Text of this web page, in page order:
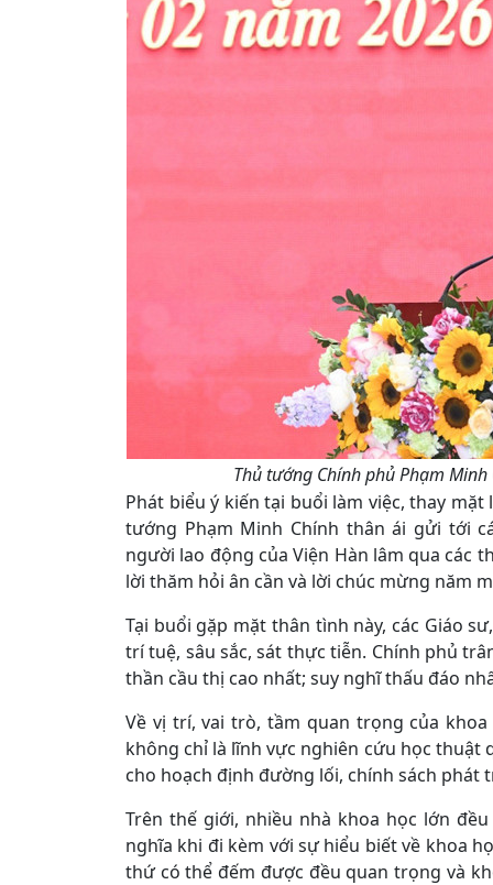
Thủ tướng Chính phủ Phạm
Phát biểu ý kiến tại buổi làm việc, thay
tướng Phạm Minh Chính thân ái gửi tới
người lao động của Viện Hàn lâm qua các
lời thăm hỏi ân cần và lời chúc mừng năm
Tại buổi gặp mặt thân tình này, các Giáo
trí tuệ, sâu sắc, sát thực tiễn. Chính phủ
thần cầu thị cao nhất; suy nghĩ thấu đáo
Về vị trí, vai trò, tầm quan trọng của
không chỉ là lĩnh vực nghiên cứu học thuật
cho hoạch định đường lối, chính sách phát
Trên thế giới, nhiều nhà khoa học lớn
nghĩa khi đi kèm với sự hiểu biết về khoa
thứ có thể đếm được đều quan trọng và